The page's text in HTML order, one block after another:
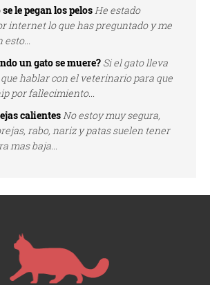
le pegan los pelosHe estado
internet lo que has preguntado y me
esto...
un gato se muere? Si el gato lleva
hablar con el veterinario para que
por fallecimiento...
calientesNo estoy muy segura,
rabo, nariz y patas suelen tener
mas baja...